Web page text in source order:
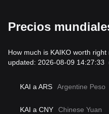
Precios
How much is KAIKO worth
updated: 2026-08-09 14:27:33
KAI a ARS Argentine Peso
KAI a CNY Chinese Yuan